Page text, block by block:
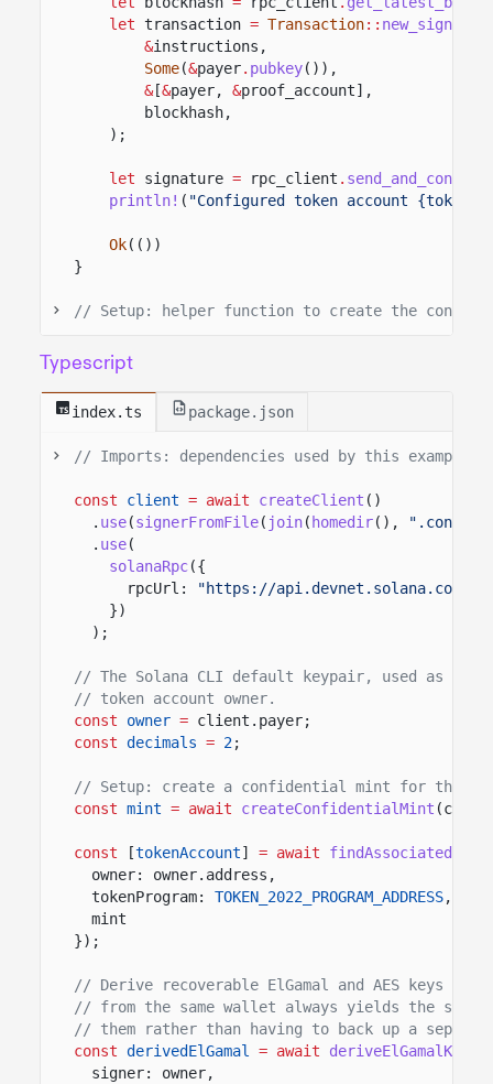
let transaction = Transaction::
&instructions,
Some(&payer. pubkey()),
&[&payer, &proof_account],
blockhash,
);
let signature = rpc_client .
println! ( "Configured token account
Ok(())
}
// Setup: helper function to create the
Typescript
index.ts package.json
// Imports: dependencies used by this example.
const client = await createClient ()
. use(signerFromFile( join( homedir(),
".config/
. use(
solanaRpc({
rpcUrl:
"https://api.devnet.solana.com"
})
);
// The Solana CLI default keypair, used as fee
// token account owner.
const
owner = client.payer;
const decimals = 2;
// Setup: create a confidential mint for the
const mint = await createConfidentialMint
const [tokenAccount] = await
owner: owner.address,
tokenProgram:
TOKEN_2022_PROGRAM_ADDRESS,
mint
});
// Derive recoverable ElGamal and AES keys
// from the same wallet always yields the same
// them rather than having to back up a
const derivedElGamal = await
signer: owner,